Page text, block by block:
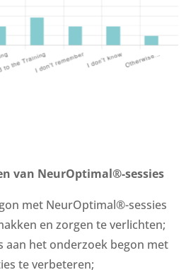
van NeurOptimal®-sessies
met NeurOptimal®-sessies
en zorgen te verlichten;
aan het onderzoek begon met
te verbeteren;